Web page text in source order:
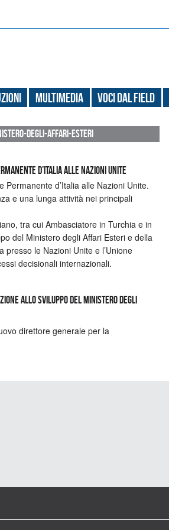
Multimedia Voci dal field
degli-affari-esteri
d’Italia alle Nazioni Unite
Permanente d’Italia alle Nazioni Unite.
e una lunga attività nei principali
tra cui Ambasciatore in Turchia e in
del Ministero degli Affari Esteri e della
presso le Nazioni Unite e l’Unione
decisionali internazionali.
allo sviluppo del Ministero degli
direttore generale per la